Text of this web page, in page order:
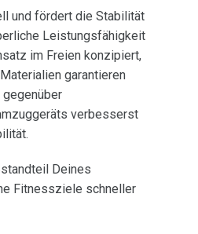
und fördert die Stabilität
Leistungsfähigkeit
im Freien konzipiert,
garantieren
verbesserst
Deines
Fitnessziele schneller